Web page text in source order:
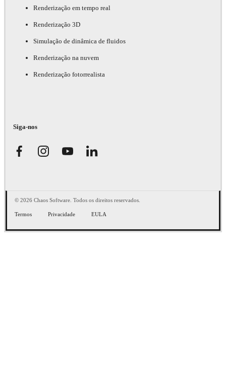
Renderização em tempo real
Renderização 3D
Simulação de dinâmica de fluidos
Renderização na nuvem
Renderização fotorrealista
Siga-nos
© 2026 Chaos Software. Todos os direitos reservados.
Termos Privacidade EULA